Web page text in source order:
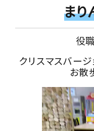
まり
役
クリスマスバー
お散